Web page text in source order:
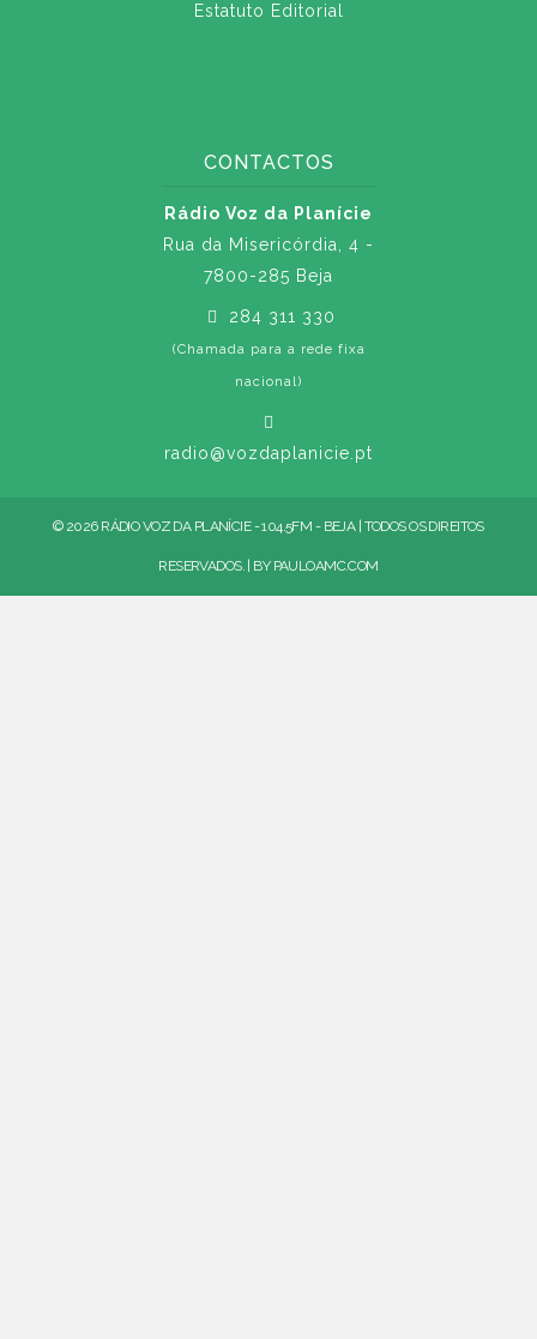
Estatuto Editorial
CONTACTOS
Rádio Voz da Planície
Rua da Misericórdia, 4 -
7800-285 Beja
284 311 330
(Chamada para a rede fixa
nacional)
radio@vozdaplanicie.pt
© 2026 RÁDIO VOZ DA PLANÍCIE - 104.5FM - BEJA | TODOS OS DIREITOS
RESERVADOS. | BY PAULOAMC.COM